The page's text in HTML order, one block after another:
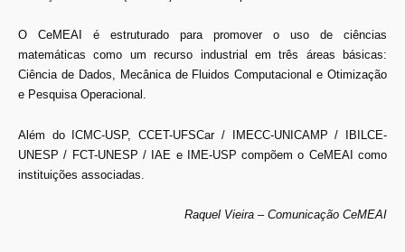
O CeMEAI é estruturado para promover o uso de ciências
matemáticas como um recurso industrial em três áreas básicas:
Ciência de Dados, Mecânica de Fluidos Computacional e Otimização
e Pesquisa Operacional.
Além do ICMC-USP, CCET-UFSCar / IMECC-UNICAMP / IBILCE-
UNESP / FCT-UNESP / IAE e IME-USP compõem o CeMEAI como
instituições associadas.
Raquel Vieira – Comunicação CeMEAI